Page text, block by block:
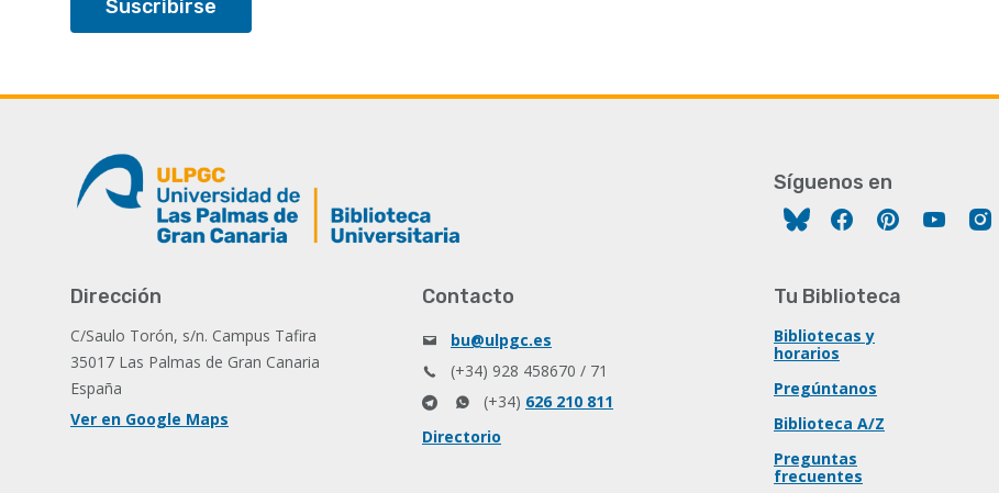
Síguenos en
FacebookPinterest
Dirección
C/Saulo Torón, s/n. Campus Tafira
35017 Las Palmas de Gran Canaria
España
Ver en Google Maps
Contacto
bu@ulpgc.es
(+34) 928 458670 / 71
(+34) 626 210 811
Directorio
Tu Biblioteca
Bibliotecas y
horarios
Pregúntanos
Biblioteca A/Z
Preguntas
frecuentes